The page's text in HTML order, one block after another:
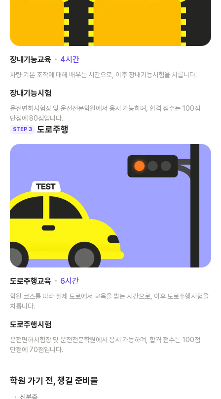
장내기능교육 ･ 4시간
차량 기본 조작에 대해 배우는 시간으로, 이후 장내기능시험을 치릅니다.
장내기능시험
운전면허시험장 및 운전전문학원에서 응시 가능하며, 합격 점수는 100점
만점에 80점입니다.
STEP 3 도로주행
도로주행교육 ･ 6시간
학원 코스를 따라 실제 도로에서 교육을 받는 시간으로, 이후 도로주행시험을
치릅니다.
도로주행시험
운전면허시험장 및 운전전문학원에서 응시 가능하며, 합격 점수는 100점
만점에 70점입니다.
학원 가기 전, 챙길 준비물
신분증